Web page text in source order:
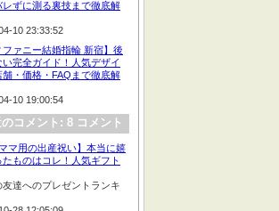
レずに測る裏技まで徹底解
10 23:33:52
ファニー結婚指輪 新宿】後
い完全ガイド！人気デザイ
舗・価格・FAQまで徹底解
10 19:00:54
コメント: 8 コメント
マ用の出産祝い】本当に嬉
たものはコレ！人気ギフト
友達へのプレゼントランキ